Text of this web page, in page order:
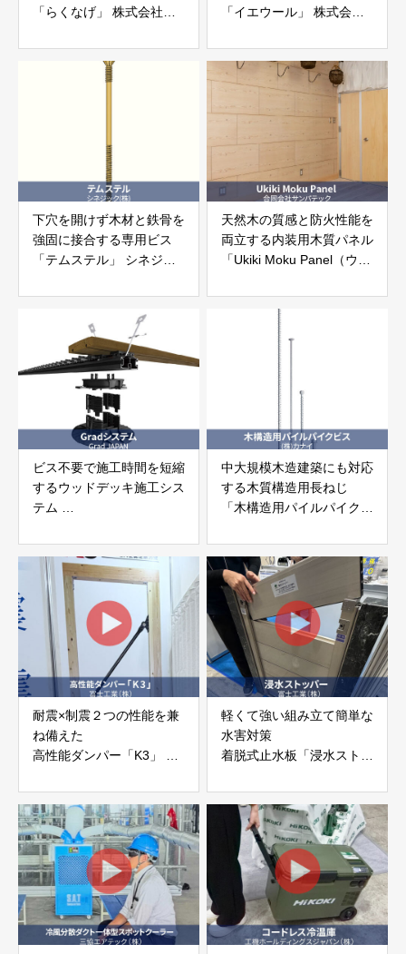
「らくなげ」 株式会社い
「イエウール」 株式会社
下穴を開けず木材と鉄骨を
強固に接合する専用ビス
「テムステル」 シネジッ
天然木の質感と防火性能を
両立する内装用木質パネル
「Ukiki Moku Panel（ウキ
社サンパテック
ビス不要で施工時間を短縮
するウッドデッキ施工シス
テム
JAPAN
中大規模木造建築にも対応
する木質構造用長ねじ
「木構造用パイルパイクビ
耐震×制震２つの性能を兼
ね備えた
高性能ダンパー「K3」 富
軽くて強い組み立て簡単な
水害対策
着脱式止水板「浸水ストッ
富士工業株式会社